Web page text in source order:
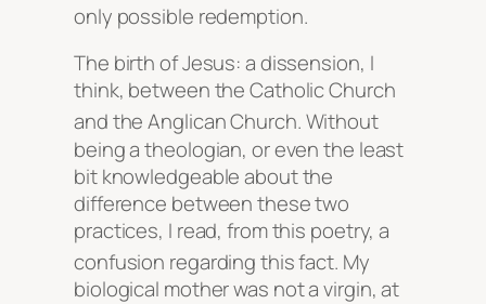
only possible redemption.
The birth of Jesus: a dissension, I
think, between the Catholic Church
and the Anglican Church. Without
being a theologian, or even the least
bit knowledgeable about the
difference between these two
practices, I read, from this poetry, a
confusion regarding this fact. My
biological mother was not a virgin, at